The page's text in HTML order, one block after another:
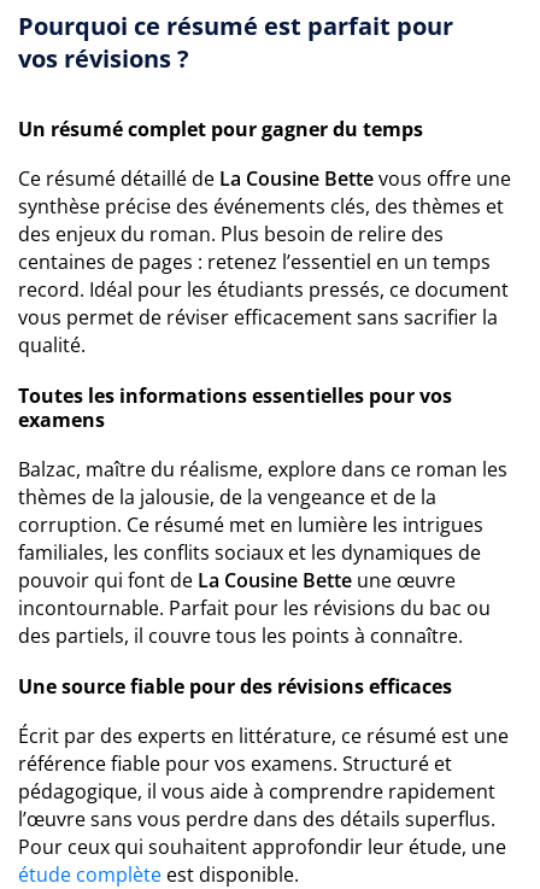
Pourquoi ce résumé est parfait pour
vos révisions ?
Un résumé complet pour gagner du temps
Ce résumé détaillé de La Cousine Bettevous offre une
synthèse précise des événements clés, des thèmes et
des enjeux du roman. Plus besoin de relire des
centaines de pages : retenez l’essentiel en un temps
record. Idéal pour les étudiants pressés, ce document
vous permet de réviser efficacement sans sacrifier la
qualité.
Toutes les informations essentielles pour vos
examens
Balzac, maître du réalisme, explore dans ce roman les
thèmes de la jalousie, de la vengeance et de la
corruption. Ce résumé met en lumière les intrigues
familiales, les conflits sociaux et les dynamiques de
pouvoir qui font de La Cousine Bette une œuvre
incontournable. Parfait pour les révisions du bac ou
des partiels, il couvre tous les points à connaître.
Une source fiable pour des révisions efficaces
Écrit par des experts en littérature, ce résumé est une
référence fiable pour vos examens. Structuré et
pédagogique, il vous aide à comprendre rapidement
l’œuvre sans vous perdre dans des détails superflus.
Pour ceux qui souhaitent approfondir leur étude, une
étude complète est disponible.